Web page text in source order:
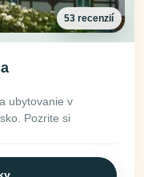
53 recenzií
ubytovanie v
Pozrite si